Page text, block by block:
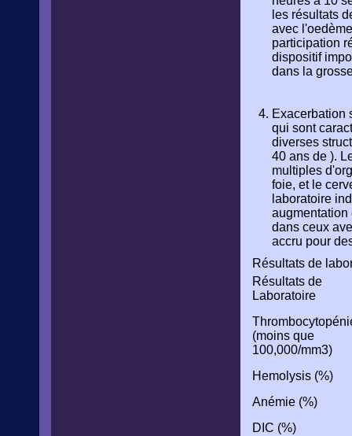
les résultats
avec
participation
dispositif
dans la
Exacerbation
qui sont
diverses
40 ans de ).
multiples
foie, et le
laboratoire
augmentation
dans ceux
accru pour
Résultats de
Résultats de
Laboratoire
(moins que
100,000/mm3)
Hemolysis (%)
Anémie (%)
DIC (%)